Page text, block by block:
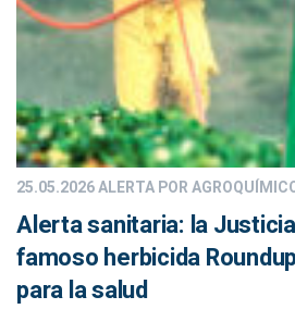
25.05.2026ALERTA POR
Alerta sanitaria: la
famoso herbicida
para la salud